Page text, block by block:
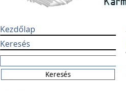
Kezdőlap
Keresés